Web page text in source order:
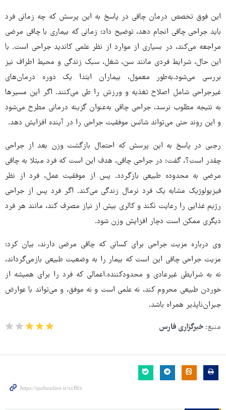
این فوق تخصص درمان چاقی در پاسخ به این پرسش که چه زمانی فرد
باید جراحی چاقی انجام دهد، توضیح داد: زمانی که بیماری با چاقی مرضی
مراجعه می‌کند، در بسیاری از موارد از نظر علمی کاندید جراحی است. با
این حال، شرایط فردی مانند سن، شغل، سبک زندگی و محیط اطراف نیز
بررسی می‌شود.به‌طور معمول، بیماران ابتدا یک دوره درمان‌های
غیرجراحی شامل اصلاح تغذیه و ورزش را طی می‌کنند. اگر این مسیرها
به نتیجه مطلوب نرسد، جراحی چاقی به‌عنوان گزینه درمانی مطرح می‌شود
و این روند حتی می‌تواند شانس موفقیت جراحی را در آینده افزایش دهد.
رجبی در پاسخ به این پرسش که احتمال بازگشت وزن بعد از جراحی
چقدر است؟، گفت: در جراحی چاقی، هدف این است که فرد مبتلا به چاقی
مرضی به محدوده طبیعی بازگردد. پس از موفقیت عمل، فرد از نظر
فیزیولوژیک مشابه یک فرد نرمال زندگی می‌کند. اگر فرد پس از جراحی
رژیم غذایی را رعایت نکند و کالری بیش از نیاز مصرف کند، مانند هر فرد
دیگری ممکن است دچار افزایش وزن شود.
وی درباره مزیت جراحی برای کسانی که چاقی مرضی دارند، بیان کرد:
مزیت جراحی چاقی این است که بیمار را به وضعیت طبیعی بازمی‌گرداند،
نه به شرایطی غیرعادی و محدودکننده.اعمالی که فرد را برای همیشه از
خوردن طبیعی محروم کند، نه علمی است و نه موفق، و می‌تواند با عوارض
جبران‌ناپذیر همراه باشد.
منبع: خبرگزاری فارس